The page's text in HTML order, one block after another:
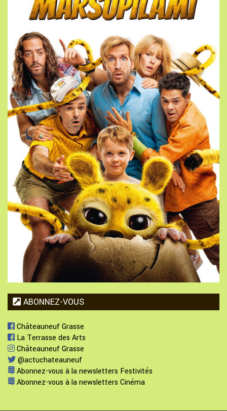
ABONNEZ-VOUS
Châteauneuf Grasse
La Terrasse des Arts
Châteauneuf Grasse
@actuchateauneuf
Abonnez-vous à la newsletters Festivités
Abonnez-vous à la newsletters Cinéma